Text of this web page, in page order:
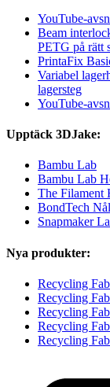
YouTube-
Beam
PETG på rätt
PrintaFix
Variabel
lagersteg
YouTube-
Upptäck 3DJake:
Bambu Lab
Bambu Lab
The Filament
BondTech
Snapmaker
Nya produkter:
Recycling
Recycling
Recycling
Recycling
Recycling